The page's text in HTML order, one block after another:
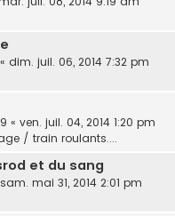
« dim. juil. 06, 2014 7:32 pm
« ven. juil. 04, 2014 1:20 pm
/ train roulants....
et du sang
sam. mai 31, 2014 2:01 pm